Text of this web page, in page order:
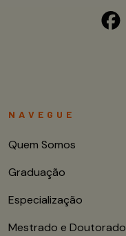
NAVEGUE
Quem Somos
Graduação
Especialização
Mestrado e Doutorado